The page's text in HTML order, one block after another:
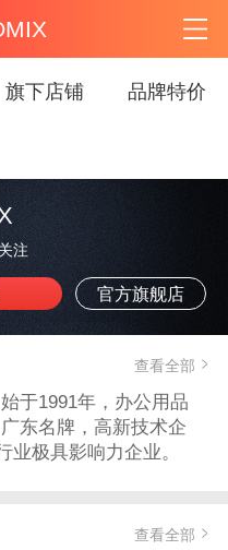
旗下店铺 品牌特价
注
官方旗舰店
查看全部
于1991年，办公用品
东名牌，高新技术企
业极具影响力企业。
查看全部